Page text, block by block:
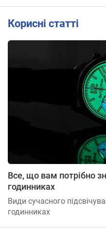
Корисні статті
Все, що вам потрібно
годинниках
Види сучасного
годинниках